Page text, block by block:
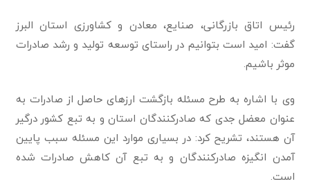
رئیس اتاق بازرگانی، صنایع، معادن و کشاورزی استان البرز
گفت: امید است بتوانیم در راستای توسعه تولید و رشد صادرات
موثر باشیم.
وی با اشاره به طرح مسئله بازگشت ارزهای حاصل از صادرات به
عنوان معضل جدی که صادرکنندگان استان و به تبع کشور درگیر
آن هستند، تشریح کرد: در بسیاری موارد این مسئله سبب پایین
آمدن انگیزه صادرکنندگان و به تبع آن کاهش صادرات شده
است.